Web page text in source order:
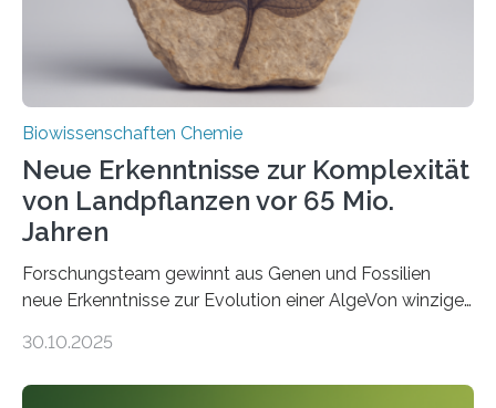
Fachzeitschrift…
Biowissenschaften Chemie
Neue Erkenntnisse zur Komplexität
von Landpflanzen vor 65 Mio.
Jahren
Forschungsteam gewinnt aus Genen und Fossilien
neue Erkenntnisse zur Evolution einer AlgeVon winzigen
Landpflanzen zählen zu den komplexesten
30.10.2025